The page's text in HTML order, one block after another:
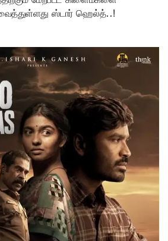
வைத்துள்ளது ஸ்டார் ஹெல்த்..!